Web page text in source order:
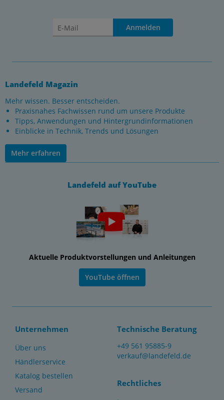
Anmelden
Landefeld Magazin
Mehr wissen. Besser entscheiden.
Praxisnahes Fachwissen rund um unsere Produkte
Tipps, Anwendungen und Hintergrundinformationen
Einblicke in Technik, Trends und Lösungen
Mehr erfahren
Landefeld auf YouTube
Aktuelle Produktvorstellungen und Anleitungen
YouTube öffnen
Unternehmen
Über uns
Händlerservice
Katalog bestellen
Versand
Technische Beratung
+49 561 95885-9
verkauf@landefeld.de
Rechtliches